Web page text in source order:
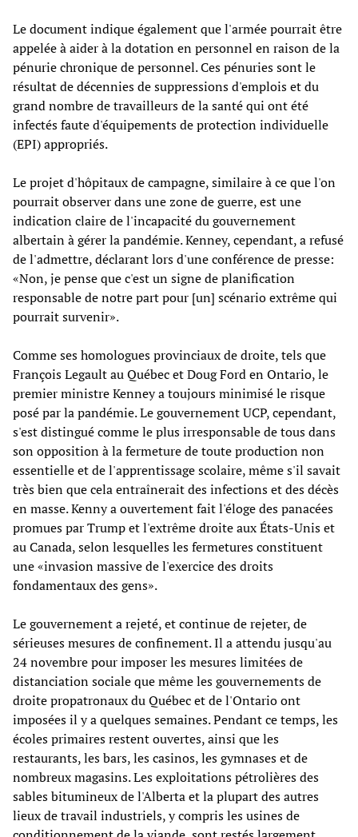
Le document indique également que l'armée pourrait être
appelée à aider à la dotation en personnel en raison de la
pénurie chronique de personnel. Ces pénuries sont le
résultat de décennies de suppressions d'emplois et du
grand nombre de travailleurs de la santé qui ont été
infectés faute d'équipements de protection individuelle
(EPI) appropriés.
Le projet d'hôpitaux de campagne, similaire à ce que l'on
pourrait observer dans une zone de guerre, est une
indication claire de l'incapacité du gouvernement
albertain à gérer la pandémie. Kenney, cependant, a refusé
de l'admettre, déclarant lors d'une conférence de presse:
«Non, je pense que c'est un signe de planification
responsable de notre part pour [un] scénario extrême qui
pourrait survenir».
Comme ses homologues provinciaux de droite, tels que
François Legault au Québec et Doug Ford en Ontario, le
premier ministre Kenney a toujours minimisé le risque
posé par la pandémie. Le gouvernement UCP, cependant,
s'est distingué comme le plus irresponsable de tous dans
son opposition à la fermeture de toute production non
essentielle et de l'apprentissage scolaire, même s'il savait
très bien que cela entraînerait des infections et des décès
en masse. Kenny a ouvertement fait l'éloge des panacées
promues par Trump et l'extrême droite aux États-Unis et
au Canada, selon lesquelles les fermetures constituent
une «invasion massive de l'exercice des droits
fondamentaux des gens».
Le gouvernement a rejeté, et continue de rejeter, de
sérieuses mesures de confinement. Il a attendu jusqu'au
24 novembre pour imposer les mesures limitées de
distanciation sociale que même les gouvernements de
droite propatronaux du Québec et de l'Ontario ont
imposées il y a quelques semaines. Pendant ce temps, les
écoles primaires restent ouvertes, ainsi que les
restaurants, les bars, les casinos, les gymnases et de
nombreux magasins. Les exploitations pétrolières des
sables bitumineux de l'Alberta et la plupart des autres
lieux de travail industriels, y compris les usines de